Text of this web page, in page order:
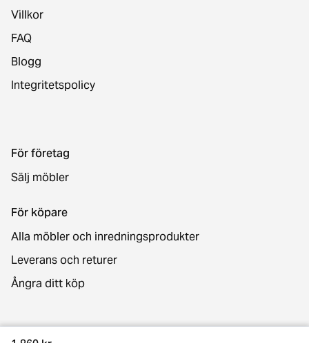
Villkor
FAQ
Blogg
Integritetspolicy
För företag
Sälj möbler
För köpare
Alla möbler och inredningsprodukter
Leverans och returer
Ångra ditt köp